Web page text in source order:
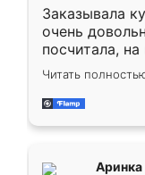
Заказывала
очень
посчитала,
Замерщик
делу со всей
за день,
Читать
Аринка